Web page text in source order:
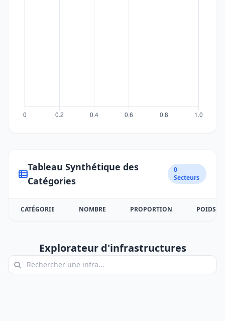
Tableau Synthétique des
Catégories
0
Secteurs
CATÉGORIE NOMBRE PROPORTION POIDS
Explorateur d'infrastructures